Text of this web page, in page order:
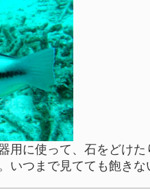
用に使って、石をどけ
いつまで見てても飽きな